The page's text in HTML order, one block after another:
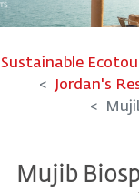
Sustainable
Jordan's
Mujib